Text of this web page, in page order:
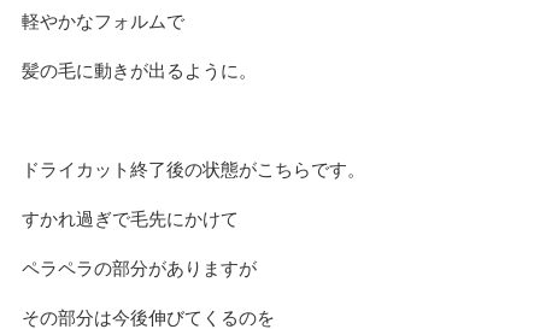
軽やかなフォルムで
髪の毛に動きが出るように。
ドライカット終了後の状態がこちらです。
すかれ過ぎで毛先にかけて
ペラペラの部分がありますが
その部分は今後伸びてくるのを